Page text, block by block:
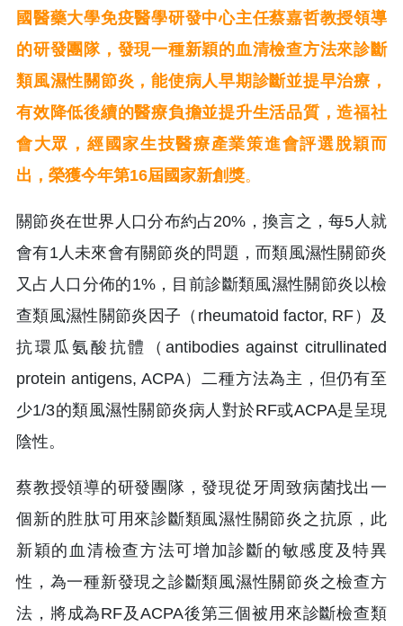
國醫藥大學免疫醫學研發中心主任蔡嘉哲教授領導
的研發團隊，發現一種新穎的血清檢查方法來診斷
類風濕性關節炎，能使病人早期診斷並提早治療，
有效降低後續的醫療負擔並提升生活品質，造福社
會大眾，經國家生技醫療產業策進會評選脫穎而
出，榮獲今年第16屆國家新創獎。
關節炎在世界人口分布約占20%，換言之，每5人就
會有1人未來會有關節炎的問題，而類風濕性關節炎
又占人口分佈的1%，目前診斷類風濕性關節炎以檢
查類風濕性關節炎因子（rheumatoid factor, RF）及
抗環瓜氨酸抗體（antibodies against citrullinated
protein antigens, ACPA）二種方法為主，但仍有至
少1/3的類風濕性關節炎病人對於RF或ACPA是呈現
陰性。
蔡教授領導的研發團隊，發現從牙周致病菌找出一
個新的胜肽可用來診斷類風濕性關節炎之抗原，此
新穎的血清檢查方法可增加診斷的敏感度及特異
性，為一種新發現之診斷類風濕性關節炎之檢查方
法，將成為RF及ACPA後第三個被用來診斷檢查類